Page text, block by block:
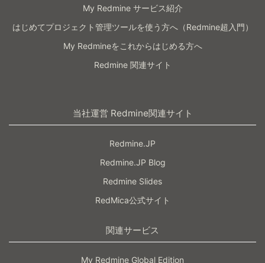
My Redmine サービス紹介
はじめてプロジェクト管理ツールを使う方へ（Redmine超入門）
My Redmineをこれからはじめる方へ
Redmine 関連サイト
当社運営 Redmine関連サイト
Redmine.JP
Redmine.JP Blog
Redmine Slides
RedMica公式サイト
関連サービス
My Redmine Global Edition